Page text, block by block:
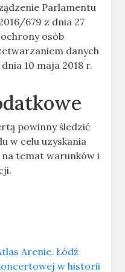
Parlamentu
679 z dnia 27
osób
danych
10 maja 2018 r.
powinny śledzić
w celu uzyskania
temat warunków i
Arenie. Łódź
w historii